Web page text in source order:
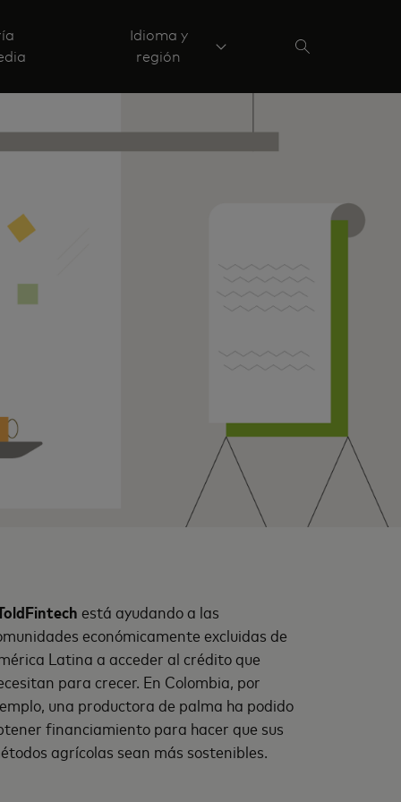
Idioma y
región
está ayudando a las
económicamente excluidas de
Latina a acceder al crédito que
para crecer. En Colombia, por
una productora de palma ha podido
financiamiento para hacer que sus
agrícolas sean más sostenibles.